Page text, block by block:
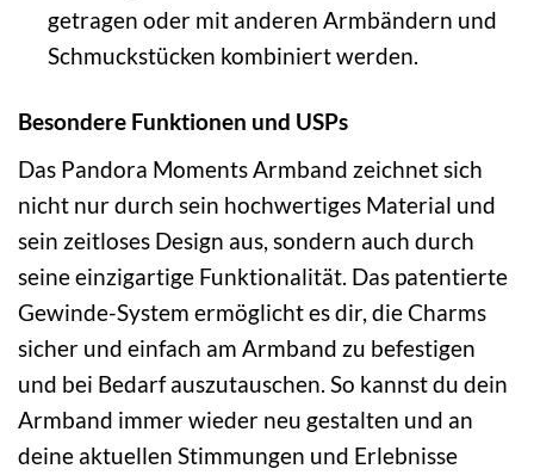
getragen oder mit anderen Armbändern und
Schmuckstücken kombiniert werden.
Besondere Funktionen und USPs
Das Pandora Moments Armband zeichnet sich
nicht nur durch sein hochwertiges Material und
sein zeitloses Design aus, sondern auch durch
seine einzigartige Funktionalität. Das patentierte
Gewinde-System ermöglicht es dir, die Charms
sicher und einfach am Armband zu befestigen
und bei Bedarf auszutauschen. So kannst du dein
Armband immer wieder neu gestalten und an
deine aktuellen Stimmungen und Erlebnisse